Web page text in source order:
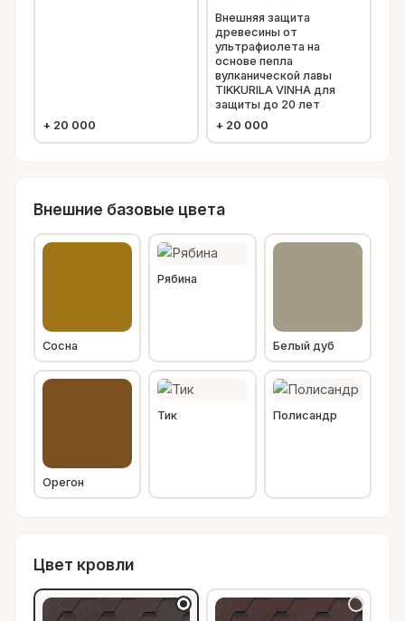
+ 20 000
Внешняя защита
древесины от
ультрафиолета на
основе пепла
вулканической лавы
TIKKURILA VINHA для
защиты до 20 лет
+ 20 000
Внешние базовые цвета
Сосна
Рябина
Белый дуб
Орегон
Тик Полисандр
Цвет кровли